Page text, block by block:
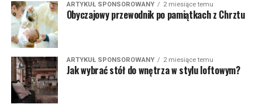
ARTYKUŁ SPONSOROWANY 2 miesiące temu
Obyczajowy przewodnik po pamiątkach z Chrztu
ARTYKUŁ SPONSOROWANY 2 miesiące temu
Jak wybrać stół do wnętrza w stylu loftowym?